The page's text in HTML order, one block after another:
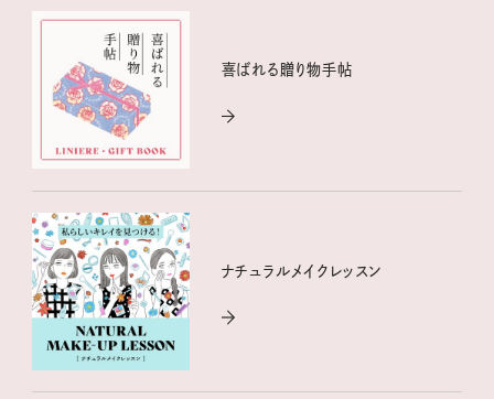
喜ばれる贈り物手帖
ナチュラルメイクレッスン